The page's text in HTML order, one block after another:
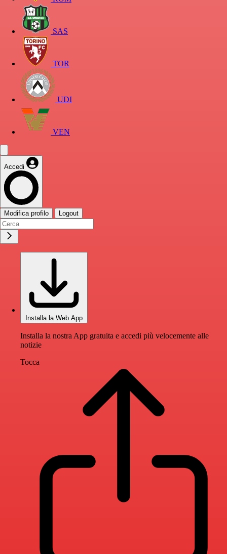
SAS
TOR
UDI
VEN
Accedi
Modifica profilo Logout
Installa la Web App
Installa la nostra App gratuita e accedi più velocemente alle
notizie
Tocca